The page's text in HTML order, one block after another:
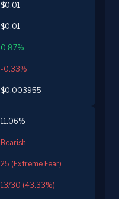
$0.01
$0.01
0.87%
-0.33%
$0.003955
11.06%
Bearish
25 (Extreme Fear)
13/30 (43.33%)